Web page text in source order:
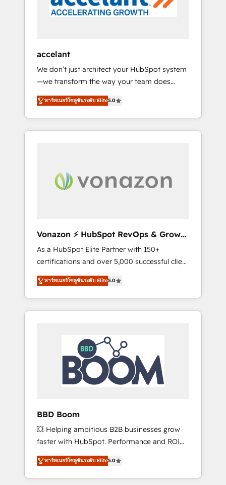
record that speaks for itself. One company,
Singapore, and South Africa. Certified
compliant with ISO/IEC 27001:2022 and ISO
9001:2015 across all seven international
offices and 175+ employees.
accelant
We don’t just architect your HubSpot system
—we transform the way your team does
business. As an Elite HubSpot Solutions
Partner, we specialize in creating tailored,
end-to-end CRM solutions that accelerate
growth, improve operational efficiency, and
time to deeply understand your unique
needs, crafting custom strategies that deliver
responsiveness, and ongoing support, we
equip your team to adopt new systems with
confidence and achieve a unified, data-
driven approach to customer engagement.
พาร์ทเนอร์โซลูชันระดับ Elite5.0
Vonazon ⚡ HubSpot RevOps & Growth
Strategy Experts
As a HubSpot Elite Partner with 150+
certifications and over 5,000 successful client
engagements, Vonazon turns marketing
complexity into measurable, scalable growth.
From onboarding to enterprise-grade
campaigns, our in-house team builds scalable
HubSpot Integration & Optimization •
Seamless CRM, CMS, and automation setup •
Complex platform migrations and data
cleanups • Custom APIs and third-party
integrations 📈 End-to-End Revenue
tools and CRM optimization • Retention
strategies with customer journey mapping 🏅
Elite-Level HubSpot Execution • 750+
onboardings and 2,000+ implementations •
Deep expertise across marketing, sales, and
service hubs • Built-in flexibility for startups
พาร์ทเนอร์โซลูชันระดับ Elite5.0
BBD Boom
💥 Helping ambitious B2B businesses grow
faster with HubSpot. Performance and ROI
focused. 💥 BBD Boom is the HubSpot
partner that can help you to HubSpot Better.
We work with your teams to solve all your
พาร์ทเนอร์โซลูชันระดับ Elite5.0